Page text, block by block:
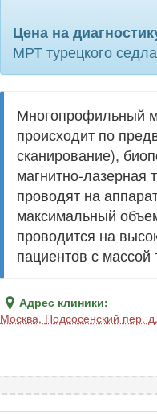
Цена на
МРТ турецкого
Многопрофильный
происходит по
сканирование),
магнитно-лазерная
проводят на
максимальный
проводится на
пациентов с массой
Адрес клиники:
Москва, Подсосенский пер.